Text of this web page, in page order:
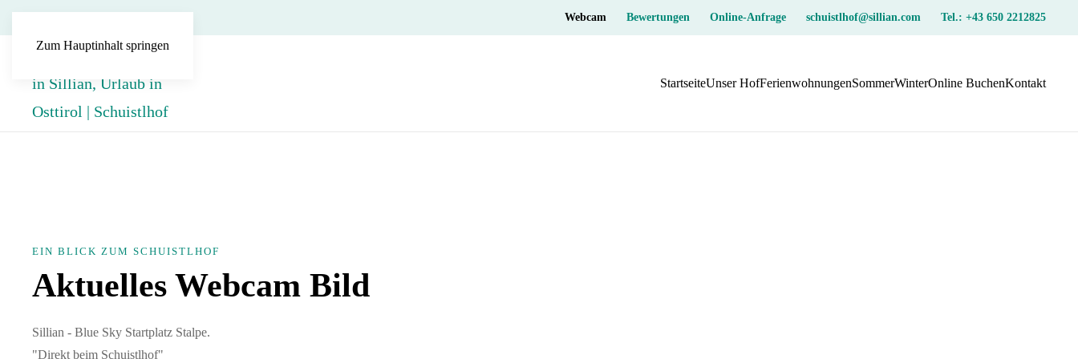
Zum Hauptinhalt springen
Webcam Bewertungen Online-Anfrage schuistlhof@sillian.com Tel.: +43 650 2212825
StartseiteUnser HofFerienwohnungenSommerWinterOnline BuchenKontakt
EIN BLICK ZUM SCHUISTLHOF
Aktuelles Webcam Bild
Sillian - Blue Sky Startplatz Stalpe.
"Direkt beim Schuistlhof"